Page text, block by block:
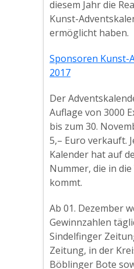
diesem Jahr die
Kunst-
ermöglicht haben.
Sponsoren Kunst-
2017
Der
Auflage von 3000
bis zum 30.
5,– Euro verkauft.
Kalender hat auf
Nummer, die in
kommt.
Ab 01. Dezember
Gewinnzahlen
Sindelfinger
Zeitung, in der
Böblinger Bote